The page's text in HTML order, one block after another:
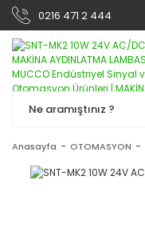
0216 471 2 444
Anasayfa OTOMASYON